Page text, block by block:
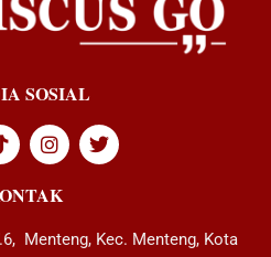
SOSIAL
Menteng, Kec. Menteng, Kota